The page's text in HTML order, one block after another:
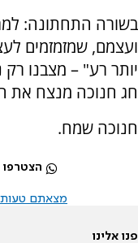
בשורה התחתונה:
ועצמם, שמזמזמים
יותר רע" – מצבנו רק
חג חנוכה מנצח את
חנוכה שמח.
הצטרפו
מצאתם טעות
פנו אלינו